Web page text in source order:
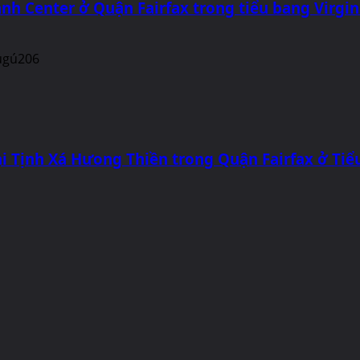
Center ở Quận Fairfax trong tiểu bang
Xá Hưong Thiền trong Quận Fairfax ở